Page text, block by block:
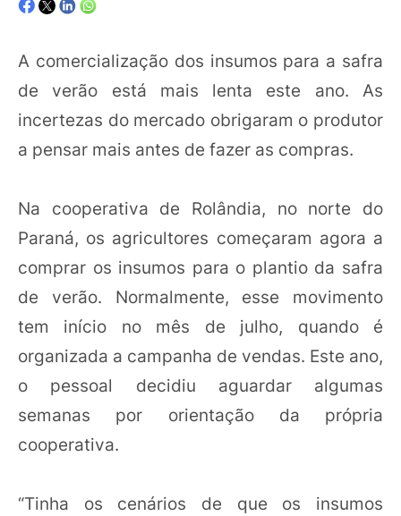
A comercialização dos insumos para a safra
de verão está mais lenta este ano. As
incertezas do mercado obrigaram o produtor
a pensar mais antes de fazer as compras.
Na cooperativa de Rolândia, no norte do
Paraná, os agricultores começaram agora a
comprar os insumos para o plantio da safra
de verão. Normalmente, esse movimento
tem início no mês de julho, quando é
organizada a campanha de vendas. Este ano,
o pessoal decidiu aguardar algumas
semanas por orientação da própria
cooperativa.
“Tinha os cenários de que os insumos